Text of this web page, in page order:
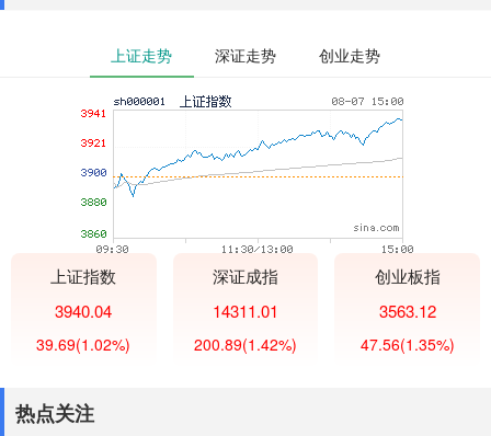
上证走势 深证走势 创业走势
上证指数
3940.04
39.69(1.02%)
深证成指
14311.01
200.89(1.42%)
创业板指
3563.12
47.56(1.35%)
热点关注